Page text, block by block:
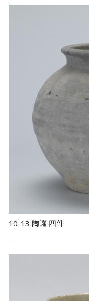
10-13 陶罐 四件